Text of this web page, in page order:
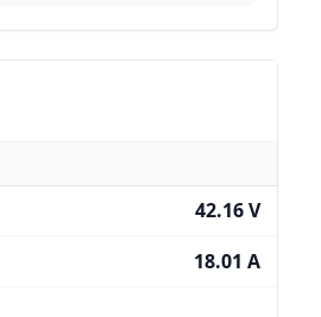
42.16 V
18.01 A